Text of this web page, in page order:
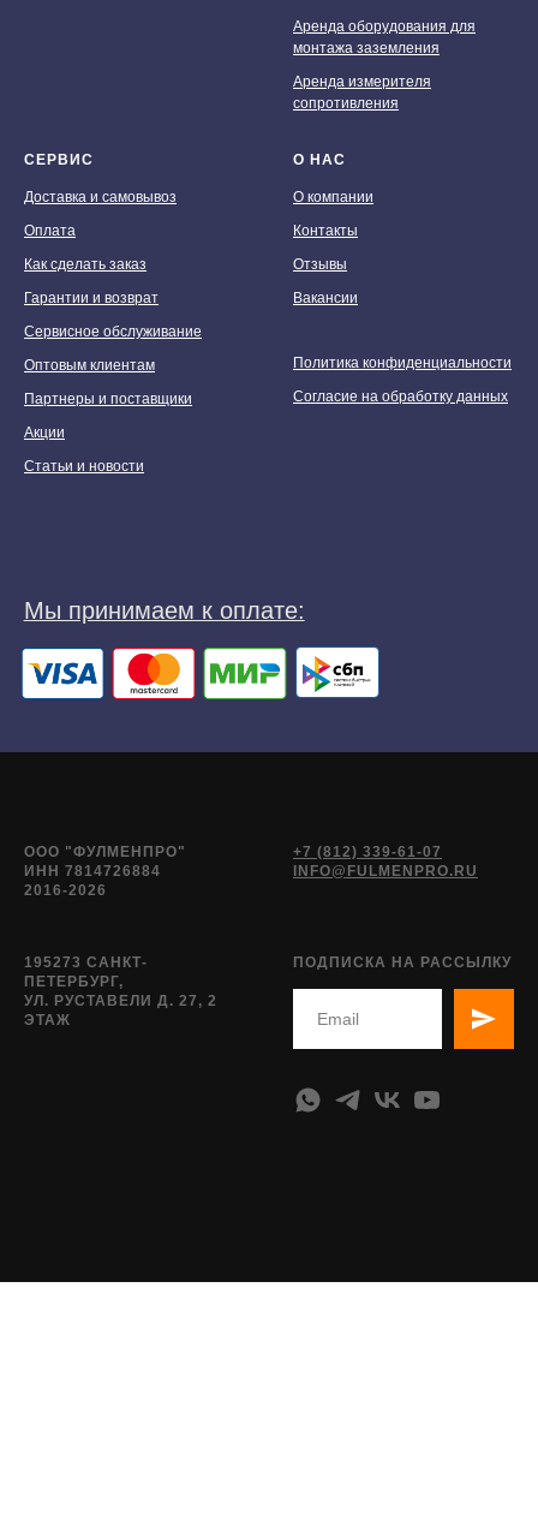
Аренда оборудования для
монтажа заземления
Аренда измерителя
сопротивления
СЕРВИС
Доставка и самовывоз
Оплата
Как сделать заказ
Гарантии и возврат
Сервисное обслуживание
Оптовым клиентам
Партнеры и поставщики
Акции
Статьи и новости
О НАС
О компании
Контакты
Отзывы
Вакансии
Политика конфиденциальности
Согласие на обработку данных
ООО "ФУЛМЕНПРО"
ИНН 7814726884
2016-2026
+7 (812) 339-61-07
INFO@FULMENPRO.RU
195273 САНКТ-
ПЕТЕРБУРГ,
УЛ. РУСТАВЕЛИ Д. 27, 2
ЭТАЖ
ПОДПИСКА НА РАССЫЛКУ